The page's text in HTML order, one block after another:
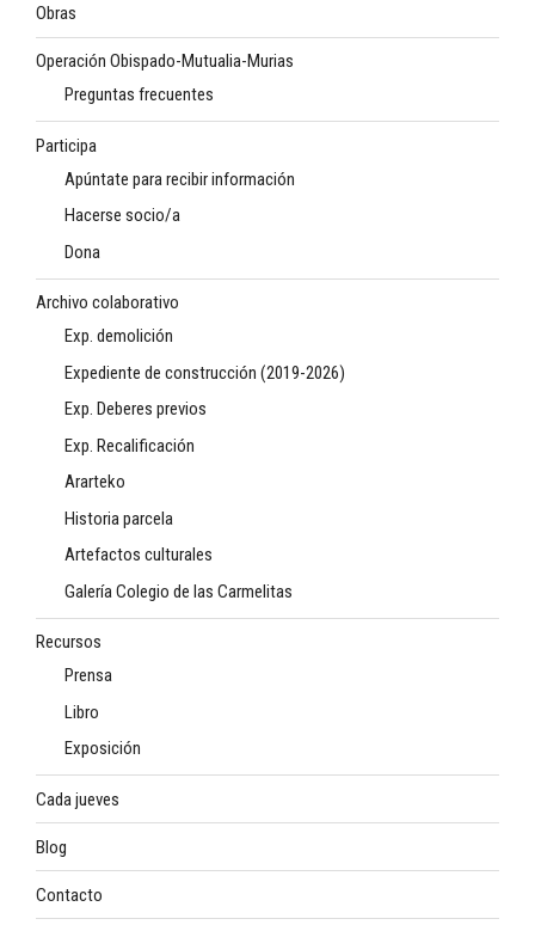
Obras
Operación Obispado-Mutualia-Murias
Preguntas frecuentes
Participa
Apúntate para recibir información
Hacerse socio/a
Dona
Archivo colaborativo
Exp. demolición
Expediente de construcción (2019-2026)
Exp. Deberes previos
Exp. Recalificación
Ararteko
Historia parcela
Artefactos culturales
Galería Colegio de las Carmelitas
Recursos
Prensa
Libro
Exposición
Cada jueves
Blog
Contacto